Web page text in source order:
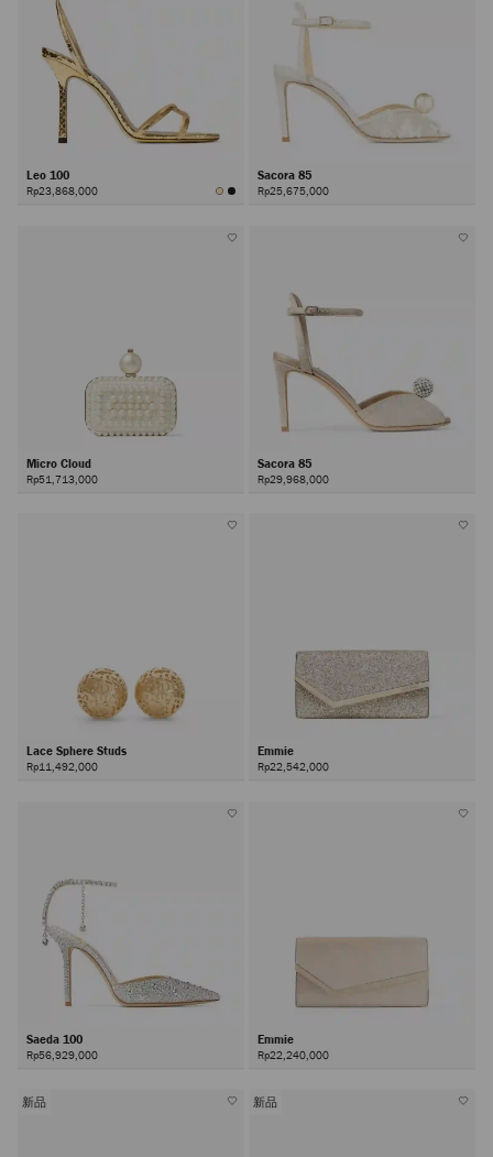
Leo 100
Rp23,868,000
Sacora 85
Rp25,675,000
Micro Cloud
Rp51,713,000
Sacora 85
Rp29,968,000
Lace Sphere Studs
Rp11,492,000
Emmie
Rp22,542,000
Saeda 100
Rp56,929,000
Emmie
Rp22,240,000
新品 新品